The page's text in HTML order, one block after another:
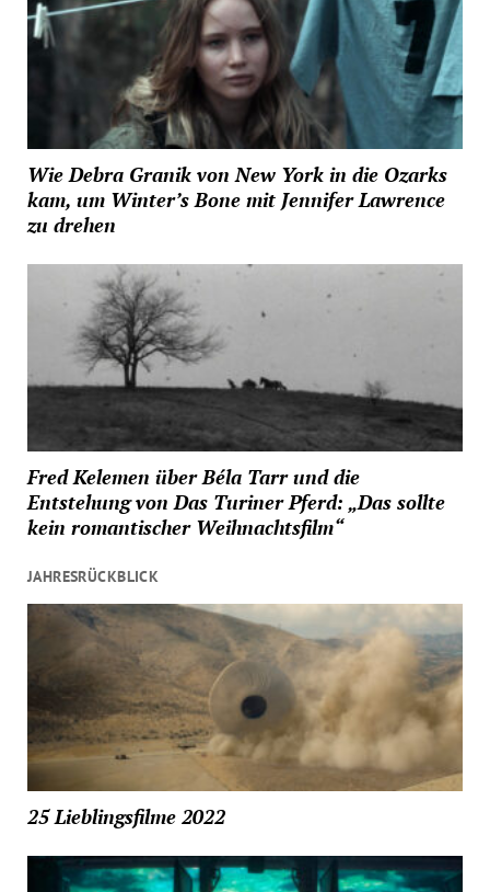
Wie Debra Granik von New York in die Ozarks
kam, um Winter’s Bone mit Jennifer Lawrence
zu drehen
Fred Kelemen über Béla Tarr und die
Entstehung von Das Turiner Pferd: „Das sollte
kein romantischer Weihnachtsfilm“
JAHRESRÜCKBLICK
25 Lieblingsfilme 2022